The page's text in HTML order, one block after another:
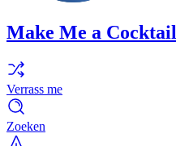
Make Me a Cocktail
Verrass me
Zoeken